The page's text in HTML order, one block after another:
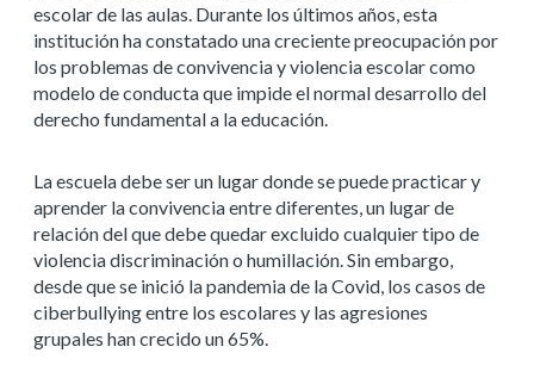
escolar de las aulas. Durante los últimos años, esta
institución ha constatado una creciente preocupación por
los problemas de convivencia y violencia escolar como
modelo de conducta que impide el normal desarrollo del
derecho fundamental a la educación.
La escuela debe ser un lugar donde se puede practicar y
aprender la convivencia entre diferentes, un lugar de
relación del que debe quedar excluido cualquier tipo de
violencia discriminación o humillación. Sin embargo,
desde que se inició la pandemia de la Covid, los casos de
ciberbullying entre los escolares y las agresiones
grupales han crecido un 65%.